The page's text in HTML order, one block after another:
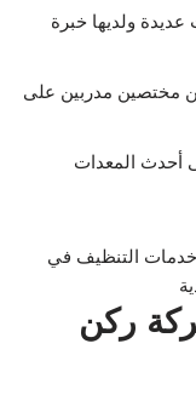
ولديها خبرة
مختصين مدربين على
أحدث المعدات
ركن